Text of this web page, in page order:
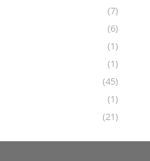
(7)
(6)
(1)
(1)
(45)
(1)
(21)